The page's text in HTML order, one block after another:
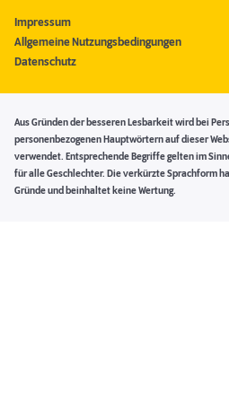
Impressum
Allgemeine Nutzungsbedingungen
Datenschutz
Aus Gründen der besseren Lesbarkeit wird bei
personenbezogenen Hauptwörtern auf dieser
verwendet. Entsprechende Begriffe gelten im
für alle Geschlechter. Die verkürzte Sprachform
Gründe und beinhaltet keine Wertung.